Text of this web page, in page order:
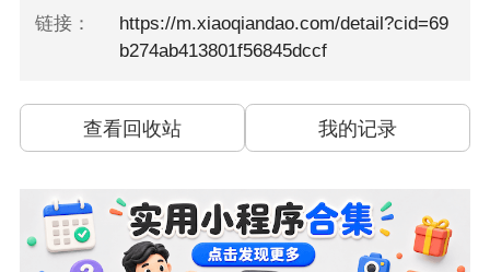
链接：
https://m.xiaoqiandao.com/detail?cid=69
b274ab413801f56845dccf
查看回收站 我的记录